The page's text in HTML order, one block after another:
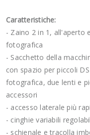
Caratteristiche:
- Zaino 2 in 1, all'aperto
fotografica
- Sacchetto della
con spazio per piccoli
fotografica, due lenti e
accessori
- accesso laterale più
- cinghie variabili
- schienale e tracolla